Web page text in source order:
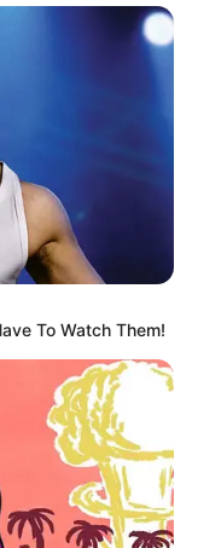
To Watch Them!